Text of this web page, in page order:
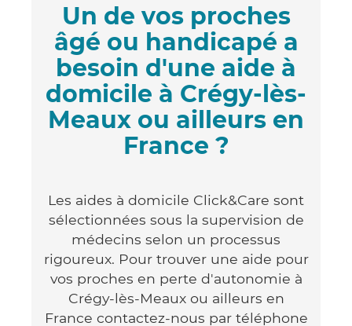
Un de vos proches
âgé ou handicapé a
besoin d'une aide à
domicile à Crégy-lès-
Meaux ou ailleurs en
France ?
Les aides à domicile Click&Care sont
sélectionnées sous la supervision de
médecins selon un processus
rigoureux. Pour trouver une aide pour
vos proches en perte d'autonomie à
Crégy-lès-Meaux ou ailleurs en
France contactez-nous par téléphone